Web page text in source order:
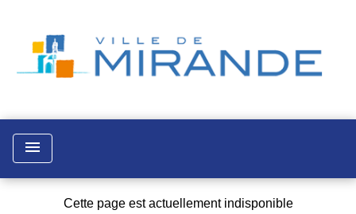
menu
Cette page est actuellement indisponible